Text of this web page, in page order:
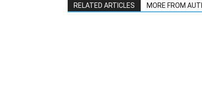
RELATED ARTICLES MORE FROM